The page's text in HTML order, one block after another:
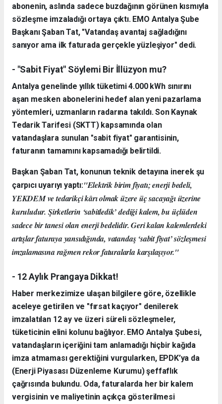
abonenin, aslında sadece buzdağının görünen kısmıyla
sözleşme imzaladığı ortaya çıktı. EMO Antalya Şube
Başkanı Şaban Tat, "Vatandaş avantaj sağladığını
sanıyor ama ilk faturada gerçekle yüzleşiyor" dedi.
- "Sabit Fiyat" Söylemi Bir İllüzyon mu?
Antalya genelinde yıllık tüketimi 4.000 kWh sınırını
aşan mesken abonelerini hedef alan yeni pazarlama
yöntemleri, uzmanların radarına takıldı. Son Kaynak
Tedarik Tarifesi (SKTT) kapsamında olan
vatandaşlara sunulan "sabit fiyat" garantisinin,
faturanın tamamını kapsamadığı belirtildi.
Başkan Şaban Tat, konunun teknik detayına inerek şu
çarpıcı uyarıyı yaptı:"Elektrik birim fiyatı; enerji bedeli,
YEKDEM ve tedarikçi kârı olmak üzere üç sacayağı üzerine
kuruludur. Şirketlerin ‘sabitledik’ dediği kalem, bu üçlüden
sadece bir tanesi olan enerji bedelidir. Geri kalan kalemlerdeki
artışlar faturaya yansıdığında, vatandaş ‘sabit fiyat’ sözleşmesi
imzalamasına rağmen rekor faturalarla karşılaşıyor."
- 12 Aylık Prangaya Dikkat!
Haber merkezimize ulaşan bilgilere göre, özellikle
aceleye getirilen ve "fırsat kaçıyor" denilerek
imzalatılan 12 ay ve üzeri süreli sözleşmeler,
tüketicinin elini kolunu bağlıyor. EMO Antalya Şubesi,
vatandaşların içeriğini tam anlamadığı hiçbir kağıda
imza atmaması gerektiğini vurgularken, EPDK’ya da
(Enerji Piyasası Düzenleme Kurumu) şeffaflık
çağrısında bulundu. Oda, faturalarda her bir kalem
vergisinin ve maliyetinin açıkça gösterilmesi